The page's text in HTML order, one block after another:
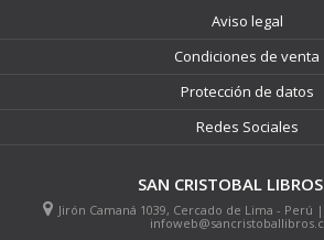
Aviso legal
Condiciones de venta
Protección de datos
Redes Sociales
SAN CRISTOBAL
Jirón Camaná 1039, Cercado de Lima - Perú